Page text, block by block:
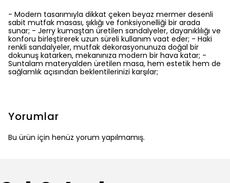
- Modern tasarımıyla dikkat çeken beyaz mermer desenli
sabit mutfak masası, şıklığı ve fonksiyonelliği bir arada
sunar; - Jerry kumaştan üretilen sandalyeler, dayanıklılığı ve
konforu birleştirerek uzun süreli kullanım vaat eder; - Haki
renkli sandalyeler, mutfak dekorasyonunuza doğal bir
dokunuş katarken, mekanınıza modern bir hava katar; -
Suntalam materyalden üretilen masa, hem estetik hem de
sağlamlık açısından beklentilerinizi karşılar;
Yorumlar
Bu ürün için henüz yorum yapılmamış.